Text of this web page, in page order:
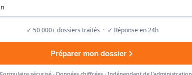
✓ 50 000+ dossiers traités · ✓ Réponse en 24h
Préparer mon dossier